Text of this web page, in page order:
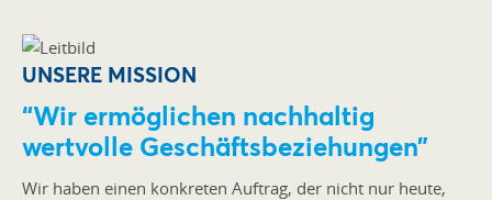
UNSERE MISSION
“Wir ermöglichen nachhaltig
wertvolle Geschäftsbeziehungen”
Wir haben einen konkreten Auftrag, der nicht nur heute,